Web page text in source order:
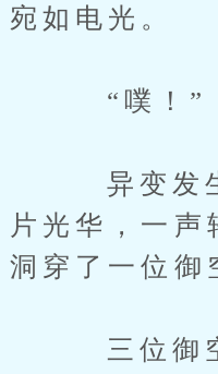
宛如电光。
“噗！”
异变发生，
片光华，一
洞穿了一位御
三位御空退